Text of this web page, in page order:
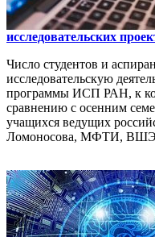
исследовательских
Число студентов и
исследовательскую
программы ИСП РАН, к
сравнению с осенним
учащихся ведущих
Ломоносова, МФТИ,